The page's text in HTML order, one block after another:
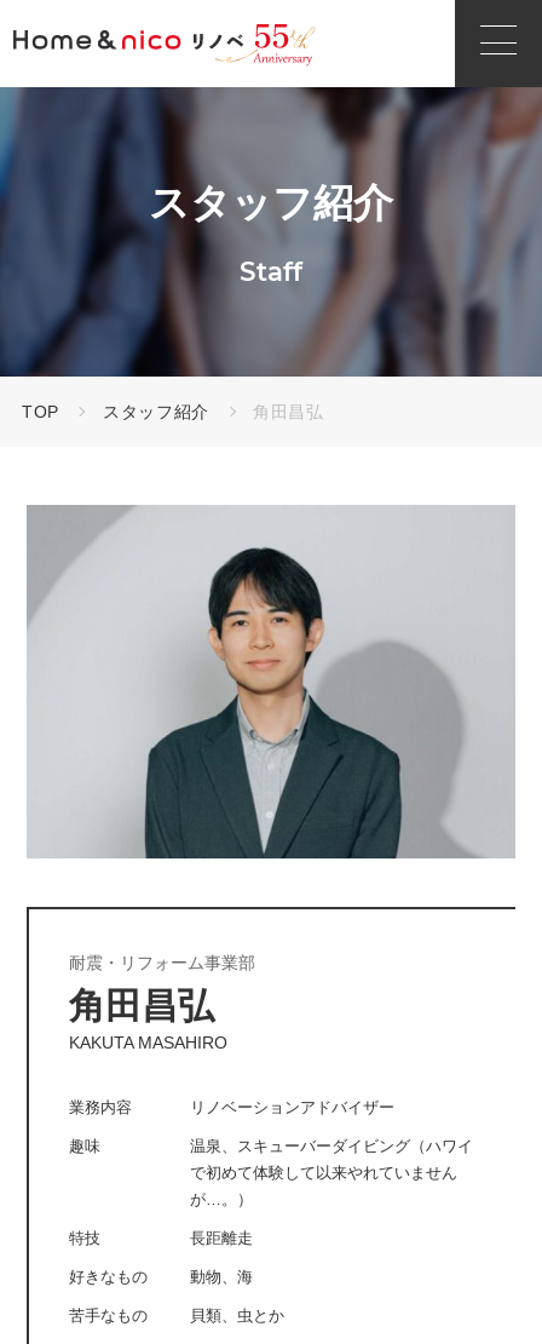
スタッフ紹介
Staff
TOP スタッフ紹介 角田昌弘
耐震・リフォーム事業部
角田昌弘
KAKUTA MASAHIRO
業務内容 リノベーションアドバイザー
趣味
温泉、スキューバーダイビング（ハワイ
で初めて体験して以来やれていません
が…。）
特技 長距離走
好きなもの 動物、海
苦手なもの 貝類、虫とか